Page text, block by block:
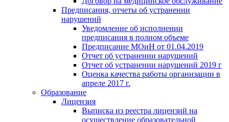
Предписания, отчеты об устранении
нарушений
Уведомление об исполнении
предписания в полном объеме
Предписание МОиН от 01.04.2019
Отчет об устранении нарушений
Отчет об устранении нарушений 2019 г
Оценка качества работы организации в
апреле 2017 г.
Образование
Лицензия
Выписка из реестра лицензий на
осуществление образовательной